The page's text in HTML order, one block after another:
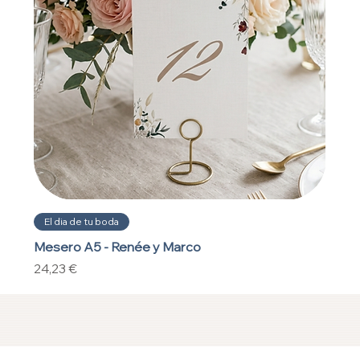
El dia de tu boda
Mesero A5 - Renée y Marco
Precio
24,23 €